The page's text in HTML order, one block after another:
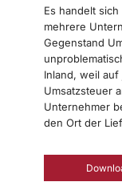
Es handelt
mehrere
Gegenstand
Inland, weil
Umsatzsteuer
Unternehmer
den Ort der